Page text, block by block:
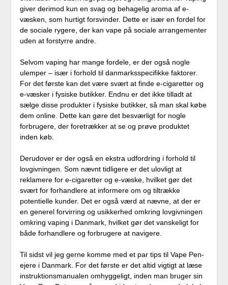
giver derimod kun en svag og behagelig aroma af e-
væsken, som hurtigt forsvinder. Dette er især en fordel for
de sociale rygere, der kan vape på sociale arrangementer
uden at forstyrre andre.
Selvom vaping har mange fordele, er der også nogle
ulemper – især i forhold til danmarksspecifikke faktorer.
For det første kan det være svært at finde e-cigaretter og
e-væsker i fysiske butikker. Endnu er det ikke tilladt at
sælge disse produkter i fysiske butikker, så man skal købe
dem online. Dette kan gøre det besværligt for nogle
forbrugere, der foretrækker at se og prøve produktet
inden køb.
Derudover er der også en ekstra udfordring i forhold til
lovgivningen. Som nævnt tidligere er det ulovligt at
reklamere for e-cigaretter og e-væske, hvilket gør det
svært for forhandlere at informere om og tiltrække
potentielle kunder. Det er også værd at nævne, at der er
en generel forvirring og usikkerhed omkring lovgivningen
omkring vaping i Danmark, hvilket gør det vanskeligt for
både forhandlere og forbrugere at navigere.
Til sidst vil jeg gerne komme med et par tips til Vape Pen-
ejere i Danmark. For det første er det altid vigtigt at læse
instruktionsmanualen omhyggeligt, inden man bruger sin